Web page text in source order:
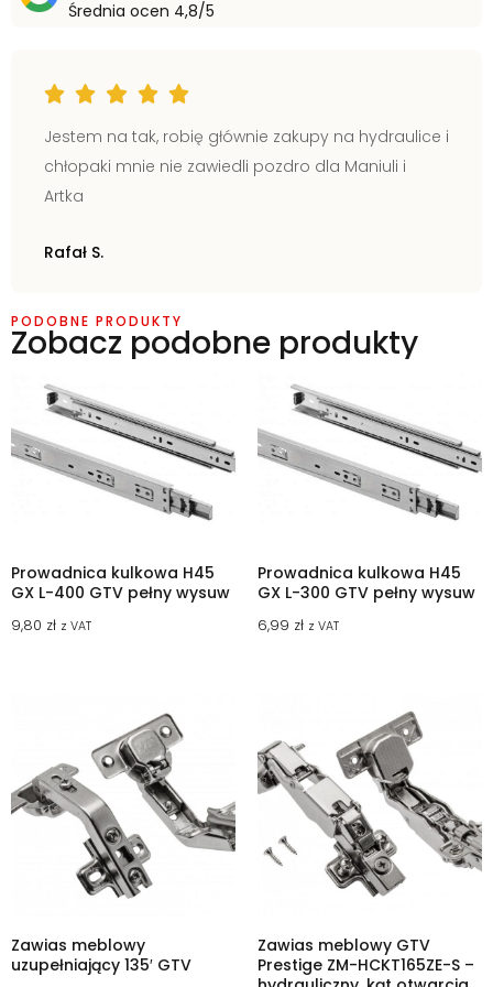
Średnia ocen 4,8/5
Jestem na tak, robię głównie zakupy na hydraulice i
chłopaki mnie nie zawiedli pozdro dla Maniuli i
Artka
Rafał S.
PODOBNE PRODUKTY
Zobacz podobne produkty
Prowadnica kulkowa H45
GX L-400 GTV pełny wysuw
9,80 zł z VAT
Prowadnica kulkowa H45
GX L-300 GTV pełny wysuw
6,99 zł z VAT
Zawias meblowy
uzupełniający 135′ GTV
Zawias meblowy GTV
Prestige ZM-HCKT165ZE-S –